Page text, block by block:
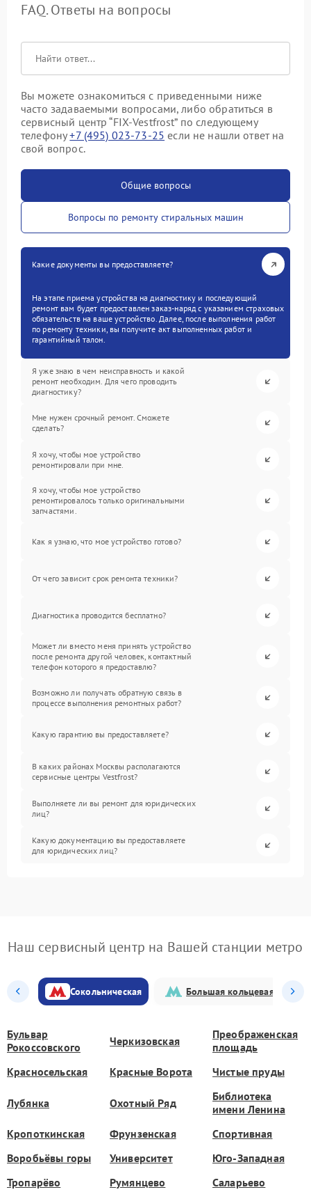
FAQ. Ответы на вопросы
Вы можете ознакомиться с приведенными ниже
часто задаваемыми вопросами, либо обратиться в
сервисный центр “FIX-Vestfrost” по следующему
телефону+7 (495) 023-73-25 если не нашли ответ на
свой вопрос.
Общие вопросы
Вопросы по ремонту стиральных машин
Какие документы вы предоставляете?
На этапе приема устройства на диагностику и последующий
ремонт вам будет предоставлен заказ-наряд с указанием страховых
обязательств на ваше устройство. Далее, после выполнения работ
по ремонту техники, вы получите акт выполненных работ и
гарантийный талон.
Я уже знаю в чем неисправность и какой
ремонт необходим. Для чего проводить
диагностику?
Мне нужен срочный ремонт. Сможете
сделать?
Я хочу, чтобы мое устройство
ремонтировали при мне.
Я хочу, чтобы мое устройство
ремонтировалось только оригинальными
запчастями.
Как я узнаю, что мое устройство готово?
От чего зависит срок ремонта техники?
Диагностика проводится бесплатно?
Может ли вместо меня принять устройство
после ремонта другой человек, контактный
телефон которого я предоставлю?
Возможно ли получать обратную связь в
процессе выполнения ремонтных работ?
Какую гарантию вы предоставляете?
В каких районах Москвы располагаются
сервисные центры Vestfrost?
Выполняете ли вы ремонт для юридических
лиц?
Какую документацию вы предоставляете
для юридических лиц?
Наш сервисный центр на Вашей станции метро
Сокольническая Большая кольцевая
Бульвар
Рокоссовского
Черкизовская
Преображенская
площадь
Красносельская
Красные Ворота Чистые пруды
Лубянка Охотный Ряд
Библиотека
имени Ленина
Кропоткинская
Фрунзенская
Спортивная
Воробьёвы горы
Университет
Юго-Западная
Тропарёво
Румянцево Саларьево